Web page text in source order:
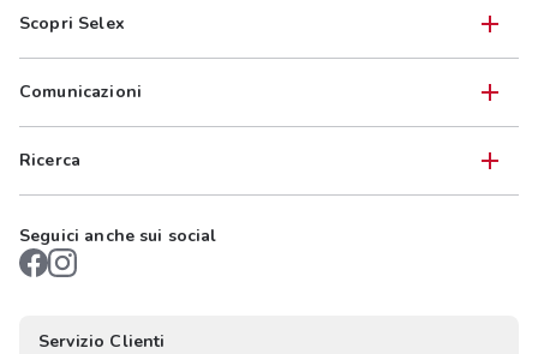
Scopri Selex
Comunicazioni
Ricerca
Seguici anche sui social
Servizio Clienti